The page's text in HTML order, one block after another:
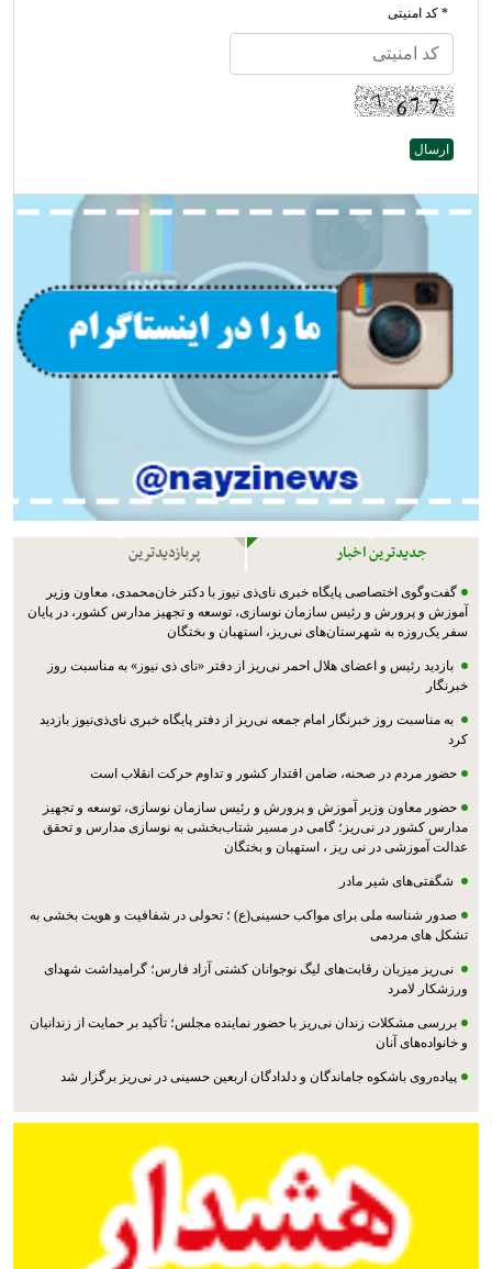
* کد امنیتی
جدیدترین اخبار پربازدیدترین
گفت‌وگوی اختصاصی پایگاه خبری نای‌ذی نیوز با دکتر خان‌محمدی، معاون وزیر
آموزش و پرورش و رئیس سازمان نوسازی، توسعه و تجهیز مدارس کشور، در پایان
سفر یک‌روزه به شهرستان‌های نی‌ریز، استهبان و بختگان
بازدید رئیس و اعضای هلال احمر نی‌ریز از دفتر «نای ذی نیوز» به مناسبت روز
خبرنگار
به مناسبت روز خبرنگار امام جمعه نی‌ریز از دفتر پایگاه خبری نای‌ذی‌نیوز بازدید
کرد
حضور مردم در صحنه، ضامن اقتدار کشور و تداوم حرکت انقلاب است
حضور معاون وزیر آموزش و پرورش و رئیس سازمان نوسازی، توسعه و تجهیز
مدارس کشور در نی‌ریز؛ گامی در مسیر شتاب‌بخشی به نوسازی مدارس و تحقق
عدالت آموزشی در نی ریز ، استهبان و بختگان
شگفتی‌های شیر مادر
صدور شناسه ملی برای مواکب حسینی(ع) ؛ تحولی در شفافیت و هویت بخشی به
تشکل های مردمی
نی‌ریز میزبان رقابت‌های لیگ نوجوانان کشتی آزاد فارس؛ گرامیداشت شهدای
ورزشکار لامرد
بررسی مشکلات زندان نی‌ریز با حضور نماینده مجلس؛ تأکید بر حمایت از زندانیان
و خانواده‌های آنان
پیاده‌روی باشکوه جاماندگان و دلدادگان اربعین حسینی در نی‌ریز برگزار شد